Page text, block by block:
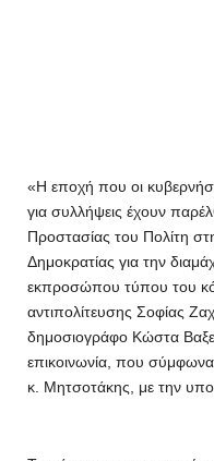
«Η εποχή που οι
για συλλήψεις έχουν
Προστασίας του Πολίτη
Δημοκρατίας για την
εκπροσώπου τύπου του
αντιπολίτευσης Σοφίας
δημοσιογράφο Κώστα
επικοινωνία, που
κ. Μητσοτάκης, με την